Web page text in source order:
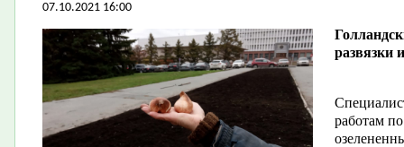
07.10.2021 16:00
развязки
работам